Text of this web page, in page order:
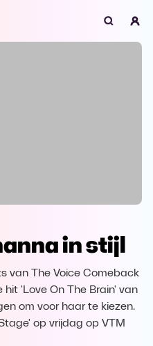
ondersteund
Download
in stijl
van The Voice Comeback
'Love On The Brain' van
om voor haar te kiezen.
op vrijdag op VTM